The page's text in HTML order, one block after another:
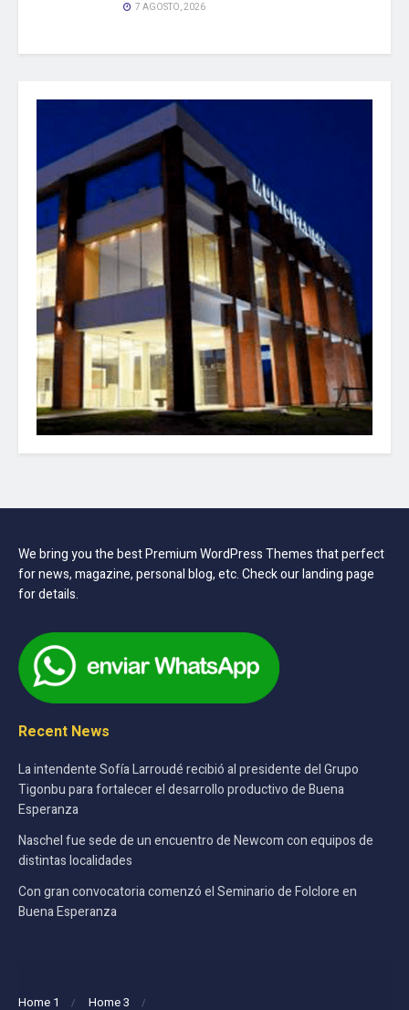
7 AGOSTO, 2026
We bring you the best Premium WordPress Themes that perfect
for news, magazine, personal blog, etc. Check our landing page
for details.
Recent News
La intendente Sofía Larroudé recibió al presidente del Grupo
Tigonbu para fortalecer el desarrollo productivo de Buena
Esperanza
Naschel fue sede de un encuentro de Newcom con equipos de
distintas localidades
Con gran convocatoria comenzó el Seminario de Folclore en
Buena Esperanza
Home 1 Home 3